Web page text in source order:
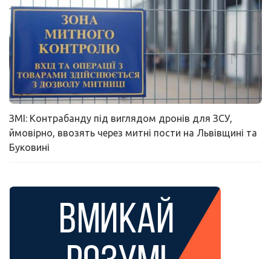
ЗМІ: Контрабанду під виглядом дронів для ЗСУ,
ймовірно, ввозять через митні пости на Львівщині та
Буковині